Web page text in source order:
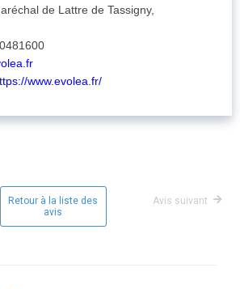
de Lattre de Tassigny,
www.evolea.fr/
Retour à la liste des
avis
Avis suivant